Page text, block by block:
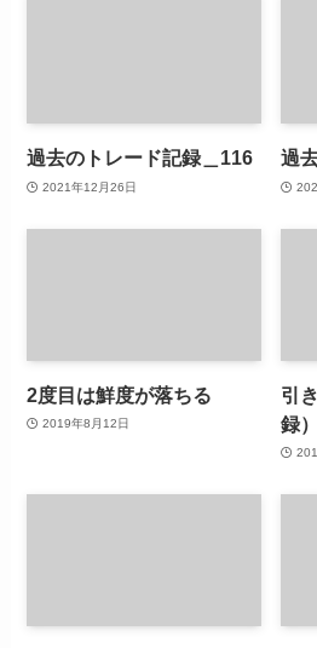
過去のトレード記録＿116
2021年12月26日
過
2度目は鮮度が落ちる
2019年8月12日
引
録）